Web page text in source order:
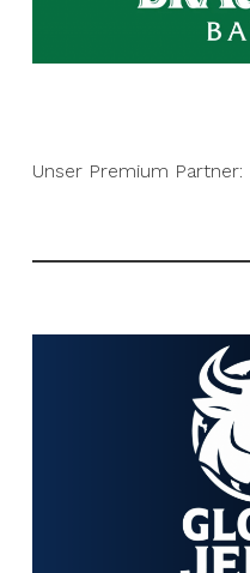
Unser Premium Partner: